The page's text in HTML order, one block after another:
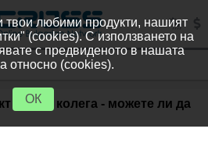
вече е колега - можете ли да
любими продукти, нашият
(cookies). С използването на
с предвиденото в нашата
относно (cookies).
ОК